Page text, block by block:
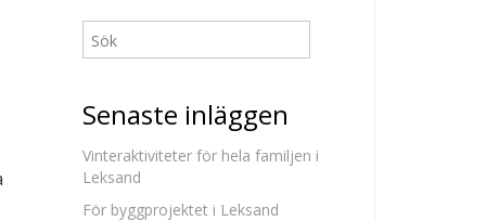
Senaste inläggen
Vinteraktiviteter för hela familjen i
Leksand
För byggprojektet i Leksand